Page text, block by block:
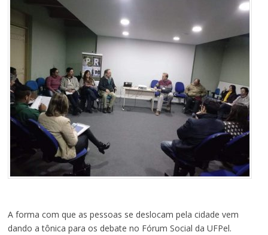
A forma com que as pessoas se deslocam pela cidade vem
dando a tônica para os debate no Fórum Social da UFPel.